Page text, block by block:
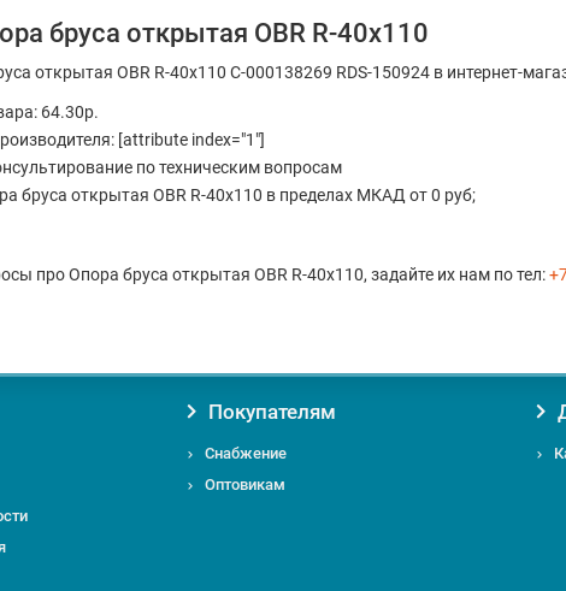
бруса открытая OBR R-40x110
открытая OBR R-40x110 С-000138269 RDS-150924 в интернет-
64.30р.
[attribute index="1"]
по техническим вопросам
бруса открытая OBR R-40x110 в пределах МКАД от 0 руб;
про Опора бруса открытая OBR R-40x110, задайте их нам по тел:
Покупателям
Снабжение
Оптовикам